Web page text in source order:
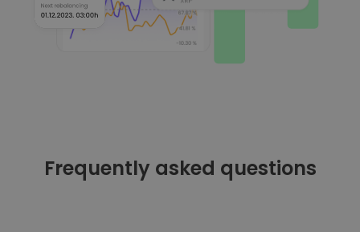
Frequently asked questions